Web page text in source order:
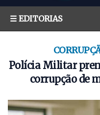
☰ EDITORIAS
Polícia Militar
corrupção de